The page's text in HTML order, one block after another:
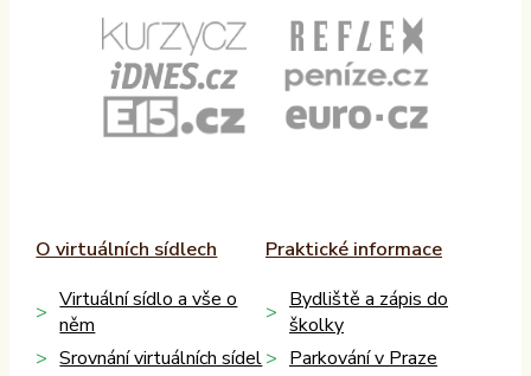
O virtuálních sídlech
Virtuální sídlo a vše o
něm
Srovnání virtuálních sídel
Praktické informace
Bydliště a zápis do
školky
Parkování v Praze